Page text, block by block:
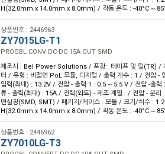
H(32.0mm x 14.0mm x 8.0mm) / 작동 온도 : -40°C ~
상품번호 : 2446963
ZY7015LG-T1
PROGBL CONV DC-DC 15A OUT SMD
제조사 : Bel Power Solutions / 포장 : 테이프 및 릴(TR) /
터 / 유형 : 비절연 PoL 모듈, 디지털 / 출력 개수 : 1 / 전압 -
입력(최대) : 13.2V / 전압 - 출력 1 : 0.5 ~ 5.5 V / 전압 -출
류 - 출력(최대) : 15A / 전력(와트) - 제조 계열 : / 전압 - 분
면실장(SMD, SMT) / 패키지/케이스 : 모듈 / 크기/치수 :
H(32.0mm x 14.0mm x 8.0mm) / 작동 온도 : -40°C ~
상품번호 : 2446962
ZY7010LG-T3